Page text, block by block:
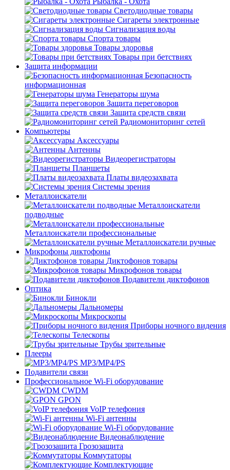
Светодиодные товары
Сигареты электронные
Сигнализация воды
Спорта товары
Товары здоровья
Товары при бетствиях
Защита информации
Безопасность
информационная
Генераторы шума
Защита переговоров
Защита средств связи
Радиомониторинг сетей
Компьютеры
Аксессуары
Антенны
Видеорегистраторы
Планшеты
Платы видеозахвата
Системы зрения
Металлоискатели
Металлоискатели
подводные
Металлоискатели профессиональные
Металлоискатели ручные
Микрофоны диктофоны
Диктофонов товары
Микрофонов товары
Подавители диктофонов
Оптика
Бинокли
Дальномеры
Микроскопы
Приборы ночного видения
Телескопы
Трубы зрительные
Плееры
MP3/MP4/PS
Подавители связи
Профессиональное Wi-Fi оборудование
CWDM
GPON
VoIP телефония
Wi-Fi антенны
Wi-Fi оборудование
Видеонаблюдение
Грозозащита
Коммутаторы
Комплектующие